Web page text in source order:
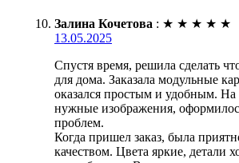
Залина Кочетова : ★ ★ ★ ★ ★
13.05.2025
Спустя время, решила сделать
для дома. Заказала модульные
оказался простым и удобным. На
нужные изображения,
проблем.
Когда пришел заказ, была
качеством. Цвета яркие, детали